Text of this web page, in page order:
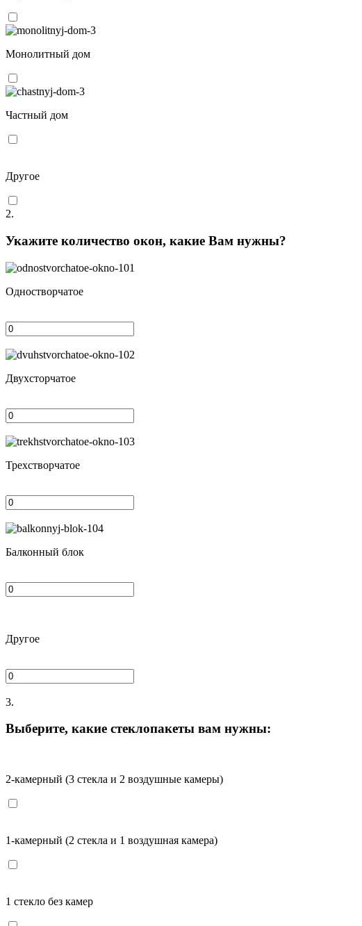
Монолитный дом
Частный дом
Другое
2.
Укажите количество окон, какие Вам нужны?
Одностворчатое
Двухсторчатое
Трехстворчатое
Балконный блок
Другое
3.
Выберите, какие стеклопакеты вам нужны:
2-камерный (3 стекла и 2 воздушные камеры)
1-камерный (2 стекла и 1 воздушная камера)
1 стекло без камер